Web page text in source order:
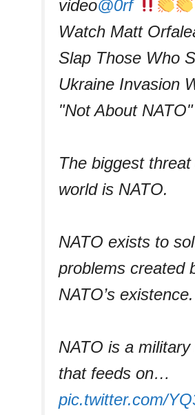
video@0rf
Watch Matt
Slap Those Who
Ukraine Invasion
"Not About NATO"
The biggest
world is NATO.
NATO exists to
problems created
NATO’s existence.
NATO is a military
that feeds on…
pic.twitter.com/